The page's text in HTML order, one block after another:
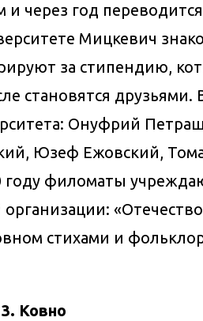
и через год
Мицкевич
за стипендию,
становятся друзьями.
Онуфрий
Юзеф Ежовский,
году филоматы
организации:
стихами и
Ковно